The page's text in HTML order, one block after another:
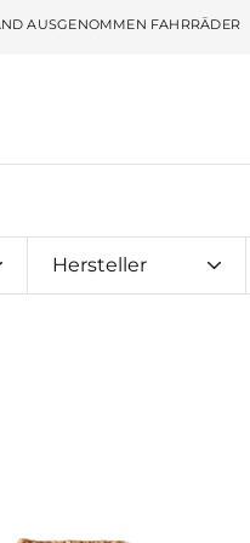
AUSGENOMMEN FAHRRÄDER
Hersteller